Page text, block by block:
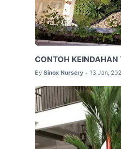
CONTOH
By Sinox Nursery • 13 Jan,